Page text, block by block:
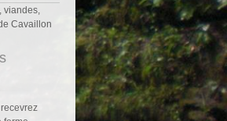
viandes,
Cavaillon